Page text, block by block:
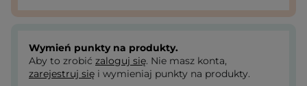
Wymień punkty na produkty.
Aby to zrobić zaloguj się. Nie masz konta,
zarejestruj się i wymieniaj punkty na produkty.